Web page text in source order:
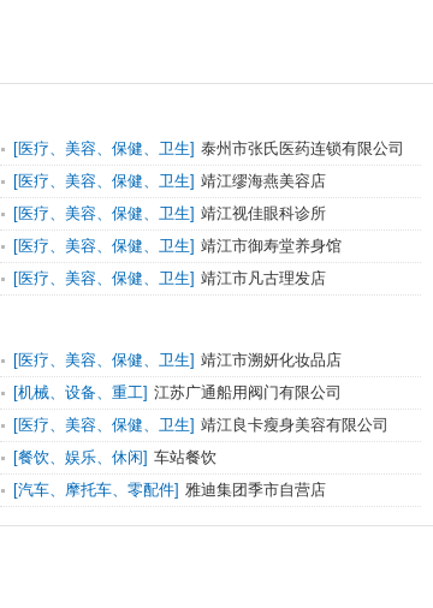
[医疗、美容、保健、卫生] 泰州市张氏医药连锁有限公司
靖江分公司
[医疗、美容、保健、卫生] 靖江缪海燕美容店
[医疗、美容、保健、卫生] 靖江视佳眼科诊所
[医疗、美容、保健、卫生] 靖江市御寿堂养身馆
[医疗、美容、保健、卫生] 靖江市凡古理发店
[医疗、美容、保健、卫生] 靖江市溯妍化妆品店
[机械、设备、重工] 江苏广通船用阀门有限公司
[医疗、美容、保健、卫生] 靖江良卡瘦身美容有限公司
[餐饮、娱乐、休闲] 车站餐饮
[汽车、摩托车、零配件] 雅迪集团季市自营店